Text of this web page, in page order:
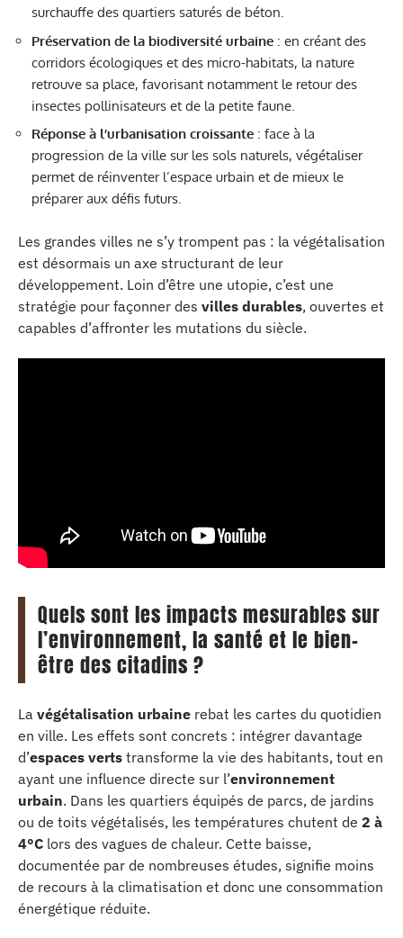
surchauffe des quartiers saturés de béton.
Préservation de la biodiversité urbaine : en créant des
corridors écologiques et des micro-habitats, la nature
retrouve sa place, favorisant notamment le retour des
insectes pollinisateurs et de la petite faune.
Réponse à l’urbanisation croissante : face à la
progression de la ville sur les sols naturels, végétaliser
permet de réinventer l’espace urbain et de mieux le
préparer aux défis futurs.
Les grandes villes ne s’y trompent pas : la végétalisation
est désormais un axe structurant de leur
développement. Loin d’être une utopie, c’est une
stratégie pour façonner des villes durables, ouvertes et
capables d’affronter les mutations du siècle.
Quels sont les impacts mesurables sur
l’environnement, la santé et le bien-
être des citadins ?
La végétalisation urbaine rebat les cartes du quotidien
en ville. Les effets sont concrets : intégrer davantage
d’espaces verts transforme la vie des habitants, tout en
ayant une influence directe sur l’environnement
urbain. Dans les quartiers équipés de parcs, de jardins
ou de toits végétalisés, les températures chutent de 2 à
4°C lors des vagues de chaleur. Cette baisse,
documentée par de nombreuses études, signifie moins
de recours à la climatisation et donc une consommation
énergétique réduite.